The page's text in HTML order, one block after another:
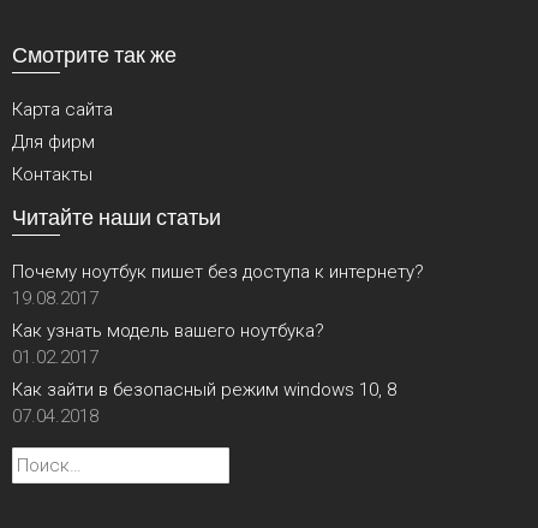
Смотрите так же
Карта сайта
Для фирм
Контакты
Читайте наши статьи
Почему ноутбук пишет без доступа к интернету?
19.08.2017
Как узнать модель вашего ноутбука?
01.02.2017
Как зайти в безопасный режим windows 10, 8
07.04.2018
Найти: